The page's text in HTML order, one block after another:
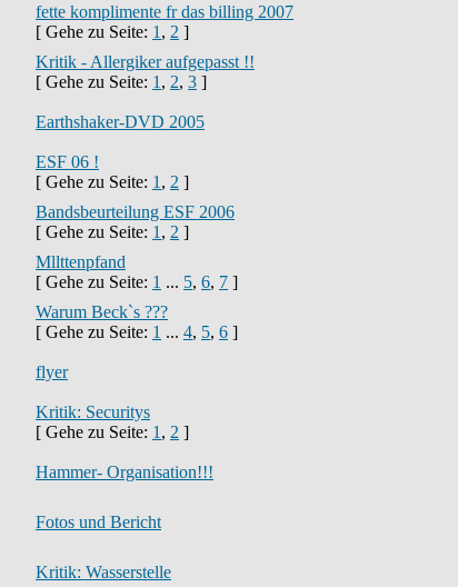
fette komplimente fr das billing 2007
[ Gehe zu Seite: 1 , 2 ]
Kritik - Allergiker aufgepasst !!
[ Gehe zu Seite: 1 , 2, 3 ]
Earthshaker-DVD 2005
ESF 06 !
[ Gehe zu Seite: 1 , 2 ]
Bandsbeurteilung ESF 2006
[ Gehe zu Seite: 1 , 2 ]
Mllttenpfand
[ Gehe zu Seite: 1 ... 5, 6, 7 ]
Warum Beck`s ???
[ Gehe zu Seite: 1 ... 4, 5, 6 ]
flyer
Kritik: Securitys
[ Gehe zu Seite: 1 , 2 ]
Hammer- Organisation!!!
Fotos und Bericht
Kritik: Wasserstelle